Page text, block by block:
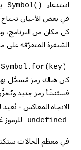
استدعاء Symbol()
في بعض الأحيان
كل مكان من البرنامج،
الشيفرة المتفرّقة على
Symbol.for(key)
كان هناك رمز مُسجَّل
فسيُنشَأ رمز جديد
الاتجاه المعاكس -
undefined للرموز
في معظم الحالات